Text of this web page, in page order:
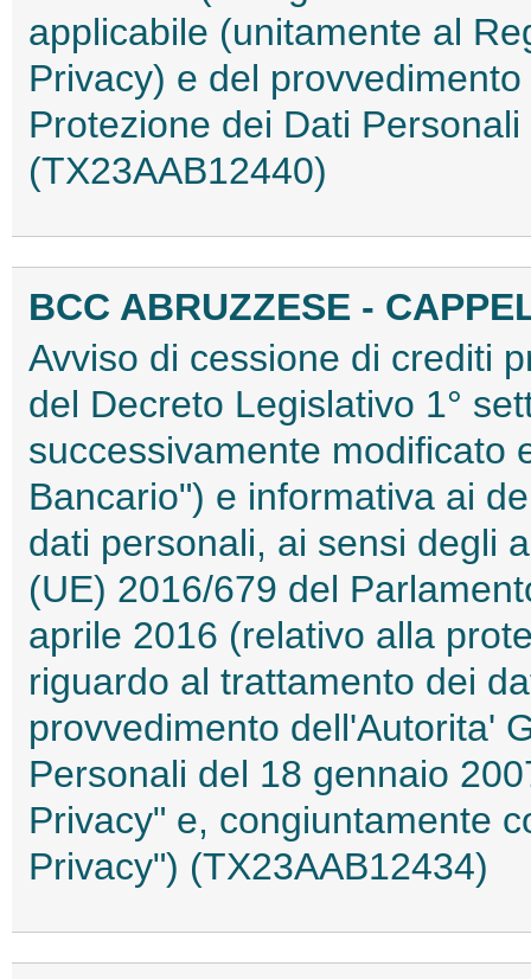
applicabile (unitamente al
Privacy) e del
Protezione dei Dati
(TX23AAB12440)
BCC ABRUZZESE -
Avviso di cessione di crediti
del Decreto Legislativo 1°
successivamente modificato
Bancario") e informativa ai
dati personali, ai sensi degli
(UE) 2016/679 del
aprile 2016 (relativo alla
riguardo al trattamento dei
provvedimento dell'Autorita'
Personali del 18 gennaio
Privacy" e, congiuntamente
Privacy") (TX23AAB12434)